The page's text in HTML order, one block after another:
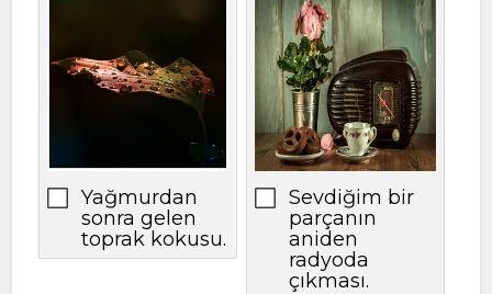
Yağmurdan
sonra gelen
toprak kokusu.
Sevdiğim bir
parçanın
aniden
radyoda
çıkması.